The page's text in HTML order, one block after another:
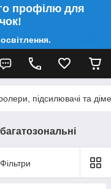
профілю для
підсилювачі та
Фільтри